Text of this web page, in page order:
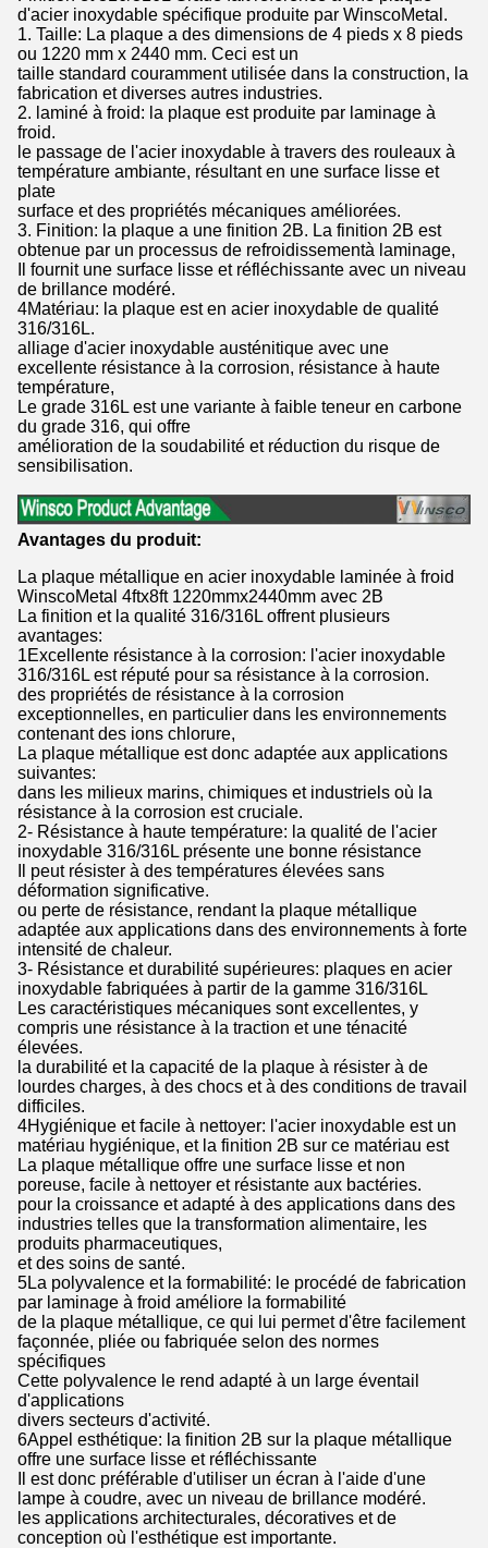
d'acier inoxydable spécifique produite par WinscoMetal.
1. Taille: La plaque a des dimensions de 4 pieds x 8 pieds
ou 1220 mm x 2440 mm. Ceci est un
taille standard couramment utilisée dans la construction, la
fabrication et diverses autres industries.
2. laminé à froid: la plaque est produite par laminage à
froid.
le passage de l'acier inoxydable à travers des rouleaux à
température ambiante, résultant en une surface lisse et
plate
surface et des propriétés mécaniques améliorées.
3. Finition: la plaque a une finition 2B. La finition 2B est
obtenue par un processus de refroidissementà laminage,
Il fournit une surface lisse et réfléchissante avec un niveau
de brillance modéré.
4Matériau: la plaque est en acier inoxydable de qualité
316/316L.
alliage d'acier inoxydable austénitique avec une
excellente résistance à la corrosion, résistance à haute
température,
Le grade 316L est une variante à faible teneur en carbone
du grade 316, qui offre
amélioration de la soudabilité et réduction du risque de
sensibilisation.
Avantages du produit:
La plaque métallique en acier inoxydable laminée à froid
WinscoMetal 4ftx8ft 1220mmx2440mm avec 2B
La finition et la qualité 316/316L offrent plusieurs
avantages:
1Excellente résistance à la corrosion: l'acier inoxydable
316/316L est réputé pour sa résistance à la corrosion.
des propriétés de résistance à la corrosion
exceptionnelles, en particulier dans les environnements
contenant des ions chlorure,
La plaque métallique est donc adaptée aux applications
suivantes:
dans les milieux marins, chimiques et industriels où la
résistance à la corrosion est cruciale.
2- Résistance à haute température: la qualité de l'acier
inoxydable 316/316L présente une bonne résistance
Il peut résister à des températures élevées sans
déformation significative.
ou perte de résistance, rendant la plaque métallique
adaptée aux applications dans des environnements à forte
intensité de chaleur.
3- Résistance et durabilité supérieures: plaques en acier
inoxydable fabriquées à partir de la gamme 316/316L
Les caractéristiques mécaniques sont excellentes, y
compris une résistance à la traction et une ténacité
élevées.
la durabilité et la capacité de la plaque à résister à de
lourdes charges, à des chocs et à des conditions de travail
difficiles.
4Hygiénique et facile à nettoyer: l'acier inoxydable est un
matériau hygiénique, et la finition 2B sur ce matériau est
La plaque métallique offre une surface lisse et non
poreuse, facile à nettoyer et résistante aux bactéries.
pour la croissance et adapté à des applications dans des
industries telles que la transformation alimentaire, les
produits pharmaceutiques,
et des soins de santé.
5La polyvalence et la formabilité: le procédé de fabrication
par laminage à froid améliore la formabilité
de la plaque métallique, ce qui lui permet d'être facilement
façonnée, pliée ou fabriquée selon des normes
spécifiques
Cette polyvalence le rend adapté à un large éventail
d'applications
divers secteurs d'activité.
6Appel esthétique: la finition 2B sur la plaque métallique
offre une surface lisse et réfléchissante
Il est donc préférable d'utiliser un écran à l'aide d'une
lampe à coudre, avec un niveau de brillance modéré.
les applications architecturales, décoratives et de
conception où l'esthétique est importante.